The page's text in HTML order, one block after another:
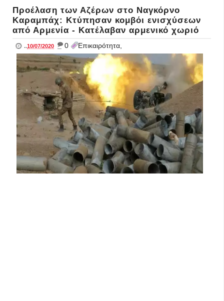
Προέλαση των Αζέρων στο Ναγκόρνο
Καραμπάχ: Κτύπησαν κομβόι ενισχύσεων
από Αρμενία - Κατέλαβαν αρμενικό χωριό
..10/07/2020 _ 0 Επικαιρότητα,